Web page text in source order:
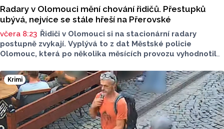
Radary v Olomouci mění chování řidičů. Přestupků
ubývá, nejvíce se stále hřeší na Přerovské
včera 8:23 Řidiči v Olomouci si na stacionární radary
postupně zvykají. Vyplývá to z dat Městské policie
Olomouc, která po několika měsících provozu vyhodnotila
zaznamenaných přestupků zde oproti prvním měsícům
výrazně klesl, v některých lokalitách až o polovinu.
O dopravě, ale i o případech, která musela Městská
policie Olomouc (MPO) řešit mluvil v pocastu Radia
Metropole s Tomášem Gottwaldem mluvčí MPO Petr
Čunderle.
Krimi